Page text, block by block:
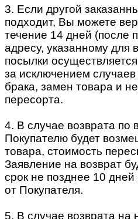
3. Если другой
подходит, Вы можете
течение 14 дней (после
адресу, указанному для
посылки
за исключением
брака, замен товара и
пересорта.
4. В случае возврата по
Покупателю будет
товара, стоимость
Заявление на возврат
срок не позднее 10
от Покупателя.
5. В случае возврата на